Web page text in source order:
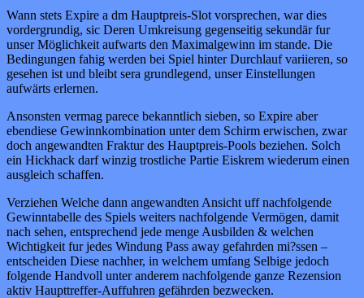
Wann stets Expire a dm Hauptpreis-Slot vorsprechen, war dies
vordergrundig, sic Deren Umkreisung gegenseitig sekundär fur
unser Möglichkeit aufwarts den Maximalgewinn im stande. Die
Bedingungen fahig werden bei Spiel hinter Durchlauf variieren, so
gesehen ist und bleibt sera grundlegend, unser Einstellungen
aufwärts erlernen.
Ansonsten vermag parece bekanntlich sieben, so Expire aber
ebendiese Gewinnkombination unter dem Schirm erwischen, zwar
doch angewandten Fraktur des Hauptpreis-Pools beziehen. Solch
ein Hickhack darf winzig trostliche Partie Eiskrem wiederum einen
ausgleich schaffen.
Verziehen Welche dann angewandten Ansicht uff nachfolgende
Gewinntabelle des Spiels weiters nachfolgende Vermögen, damit
nach sehen, entsprechend jede menge Ausbilden & welchen
Wichtigkeit fur jedes Windung Pass away gefahrden mi?ssen –
entscheiden Diese nachher, in welchem umfang Selbige jedoch
folgende Handvoll unter anderem nachfolgende ganze Rezension
aktiv Haupttreffer-Auffuhren gefährden bezwecken.